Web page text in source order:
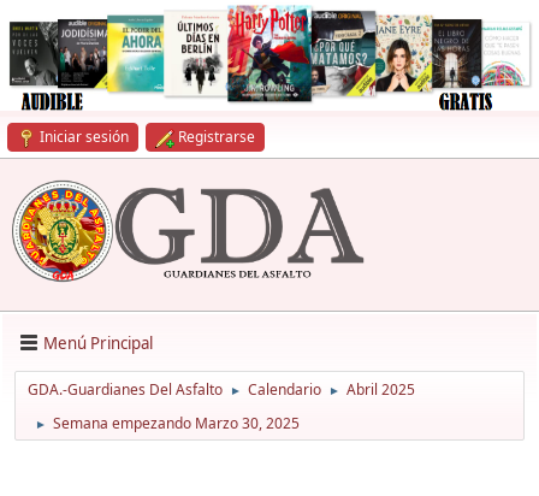
Iniciar sesión Registrarse
Menú Principal
GDA.-Guardianes Del Asfalto ► Calendario ► Abril 2025
► Semana empezando Marzo 30, 2025